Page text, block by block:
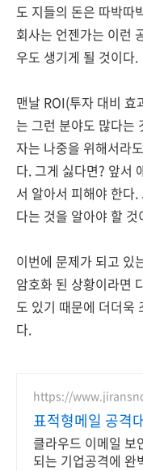
도 지들의 돈은 따박따
회사는 언젠가는 이런
우도 생기게 될 것이다.
맨날 ROI(투자 대비 효
는 그런 분야도 많다는
자는 나중을 위해서라
다. 그게 싫다면? 앞서
서 알아서 피해야 한다
다는 것을 알아야 할 것
이번에 문제가 되고 있
암호화 된 상황이라면
도 있기 때문에 더더욱
다.
https://
표적형메일 공격
IT 보안솔루션 전
클라우드 이메일 보
되는 기업공격에 완